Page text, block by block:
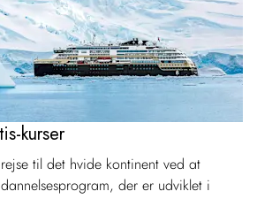
kurser
til det hvide kontinent ved at
der er udviklet i